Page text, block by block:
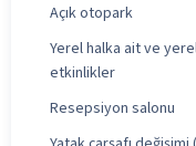
Açık otopark
Yerel halka ait ve
etkinlikler
Resepsiyon salonu